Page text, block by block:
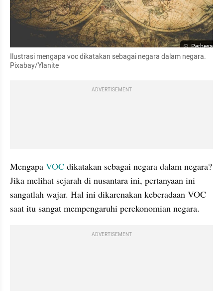
Perbesar
Ilustrasi mengapa voc dikatakan sebagai negara dalam negara.
Pixabay/Ylanite
ADVERTISEMENT
Mengapa VOC dikatakan sebagai negara dalam negara?
Jika melihat sejarah di nusantara ini, pertanyaan ini
sangatlah wajar. Hal ini dikarenakan keberadaan VOC
saat itu sangat mempengaruhi perekonomian negara.
ADVERTISEMENT